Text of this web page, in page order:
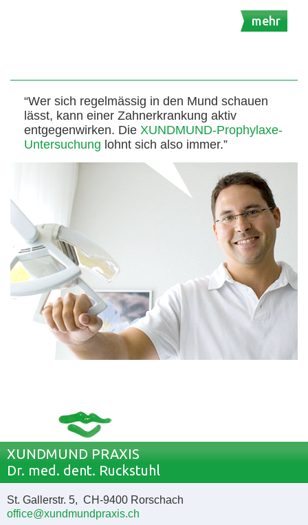
mehr
“Wer sich regelmässig in den Mund schauen
lässt, kann einer Zahnerkrankung aktiv
entgegenwirken. Die XUNDMUND-Prophylaxe-
Untersuchung lohnt sich also immer.”
XUNDMUND PRAXIS
Dr. med. dent. Ruckstuhl
St. Gallerstr. 5, CH-9400 Rorschach
office@xundmundpraxis.ch